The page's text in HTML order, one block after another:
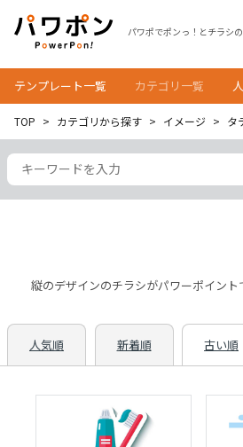
パワポでポンっ！とチラシ
テンプレート一覧 カテゴリ一覧
TOP カテゴリから探す イメージ タ
縦のデザインのチラシがパワーポイン
人気順 新着順 古い順